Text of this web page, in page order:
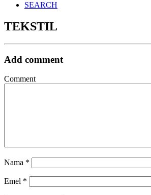
SEARCH
TEKSTIL
Add comment
Comment
Nama *
Emel *